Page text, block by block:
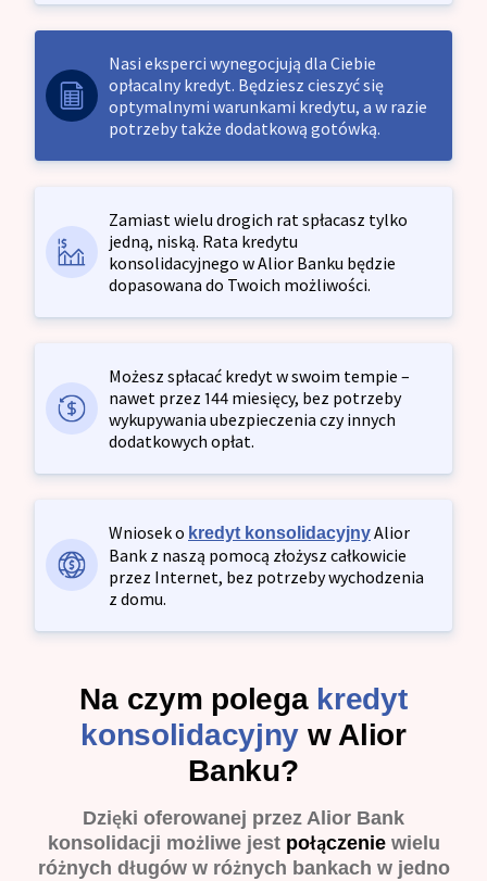
Nasi eksperci wynegocjują dla Ciebie
opłacalny kredyt. Będziesz cieszyć się
optymalnymi warunkami kredytu, a w razie
potrzeby także dodatkową gotówką.
Zamiast wielu drogich rat spłacasz tylko
jedną, niską. Rata kredytu
konsolidacyjnego w Alior Banku będzie
dopasowana do Twoich możliwości.
Możesz spłacać kredyt w swoim tempie –
nawet przez 144 miesięcy, bez potrzeby
wykupywania ubezpieczenia czy innych
dodatkowych opłat.
Wniosek o kredyt konsolidacyjnyAlior
Bank z naszą pomocą złożysz całkowicie
przez Internet, bez potrzeby wychodzenia
z domu.
Na czym polega kredyt
konsolidacyjny w Alior
Banku?
Dzięki oferowanej przez Alior Bank
konsolidacji możliwe jest połączeniewielu
różnych długów w różnych bankach w jedno